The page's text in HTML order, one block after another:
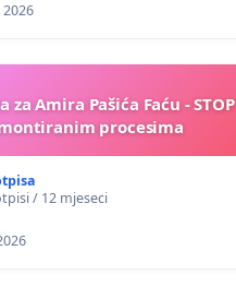
2026
za Amira Pašića Faću - STOP
procesima
/ 12 mjeseci